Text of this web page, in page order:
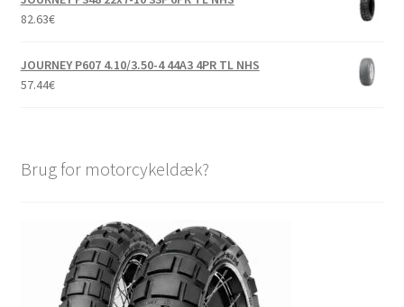
82.63€
JOURNEY P607 4.10/3.50-4 44A3 4PR TL NHS
57.44€
Brug for motorcykeldæk?